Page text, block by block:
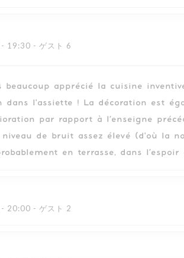
- 19:30 - ゲスト 6
beaucoup apprécié la cuisine
dans l'assiette ! La décoration est
par rapport à l’enseigne
de bruit assez élevé (d'où la
en terrasse, dans
- 20:00 - ゲスト 2